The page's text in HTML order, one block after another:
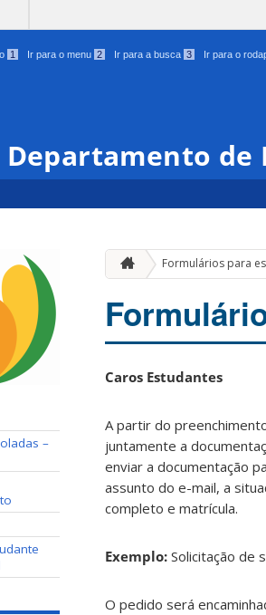
1 Ir para o menu 2 Ir para a busca 3 Ir para o
Departamento de
–
Formulários para
Caros Estudantes
A partir do
juntamente a
enviar a documentação
assunto do e-mail, a
completo e matrícula.
Exemplo: Solicitação de
O pedido será